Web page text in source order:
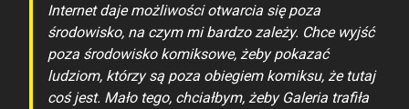
Internet daje możliwości otwarcia się poza
środowisko, na czym mi bardzo zależy. Chce wyjść
poza środowisko komiksowe, żeby pokazać
ludziom, którzy są poza obiegiem komiksu, że tutaj
coś jest. Mało tego, chciałbym, żeby Galeria trafiła